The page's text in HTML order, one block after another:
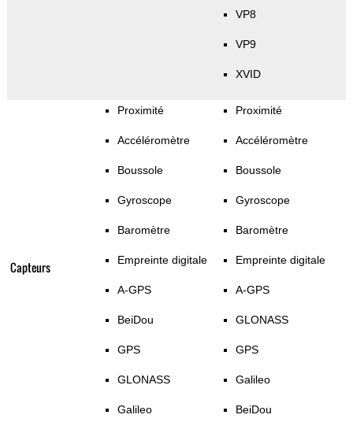
VP8
VP9
XVID
Capteurs
Proximité
Accéléromètre
Boussole
Gyroscope
Baromètre
Empreinte digitale
A-GPS
BeiDou
GPS
GLONASS
Galileo
Proximité
Accéléromètre
Boussole
Gyroscope
Baromètre
Empreinte digitale
A-GPS
GLONASS
GPS
Galileo
BeiDou